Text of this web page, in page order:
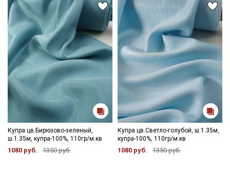
Купра цв.Бирюзово-зеленый,
ш.1.35м, купра-100%, 110гр/м.кв
1080 руб. 1350 руб.
Купра цв.Светло-голубой, ш.1.35м,
купра-100%, 110гр/м.кв
1080 руб. 1350 руб.